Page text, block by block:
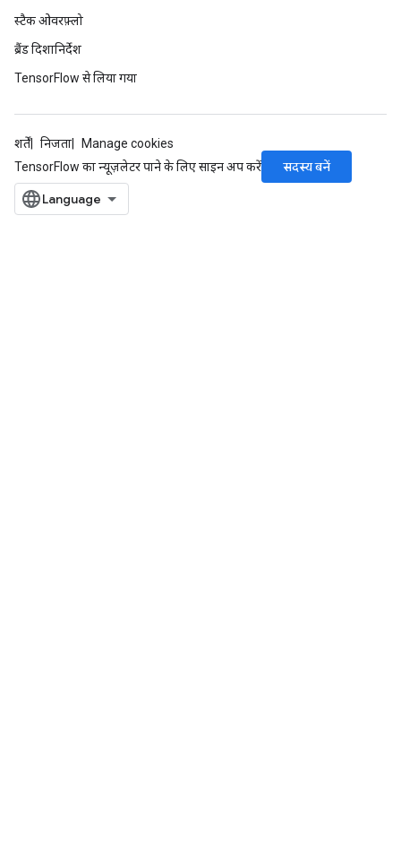
स्टैक ओवरफ़्लो
ब्रैंड दिशानिर्देश
TensorFlow से लिया गया
शर्तें निजता
Manage cookies
TensorFlow का न्यूज़लेटर पाने के लिए साइन अप करें
सदस्य बनें